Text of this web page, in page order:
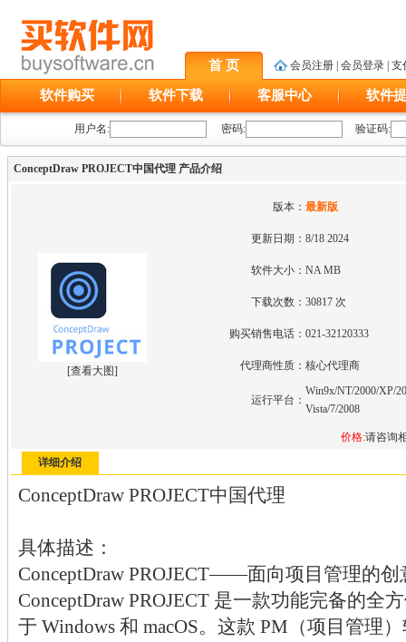
首 页 会员注册 会员登录 支
软件购买 软件下载 客服中心 软件
用户名: 密码: 验证码:
ConceptDraw PROJECT中国代理 产品介绍
[查看大图]
版本：最新版
更新日期：8/18 2024
软件大小：NA MB
下载次数：30817 次
购买销售电话：021-32120333
代理商性质：核心代理商
运行平台：
Win9x/NT/2000/XP/
Vista/7/2008
价格:请咨
详细介绍
ConceptDraw PROJECT中国代理
具体描述：
ConceptDraw PROJECT——面向项目管理的创
ConceptDraw PROJECT 是一款功能完备的全
于 Windows 和 macOS。这款 PM（项目管理